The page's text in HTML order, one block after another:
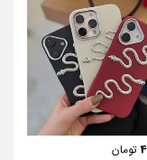
443,750